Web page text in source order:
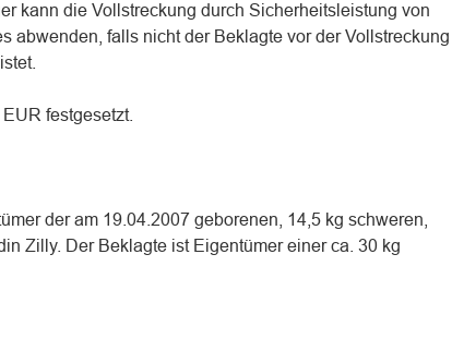
kann die Vollstreckung durch Sicherheitsleistung von
abwenden, falls nicht der Beklagte vor der Vollstreckung
festgesetzt.
der am 19.04.2007 geborenen, 14,5 kg schweren,
Zilly. Der Beklagte ist Eigentümer einer ca. 30 kg